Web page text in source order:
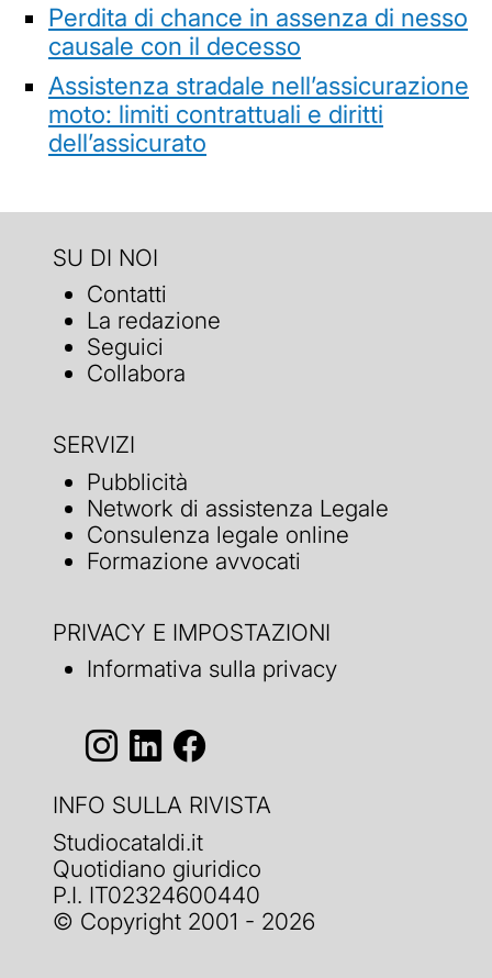
Perdita di chance in assenza di nesso
causale con il decesso
Assistenza stradale nell’assicurazione
moto: limiti contrattuali e diritti
dell’assicurato
SU DI NOI
Contatti
La redazione
Seguici
Collabora
SERVIZI
Pubblicità
Network di assistenza Legale
Consulenza legale online
Formazione avvocati
PRIVACY E IMPOSTAZIONI
Informativa sulla privacy
INFO SULLA RIVISTA
Studiocataldi.it
Quotidiano giuridico
P.I. IT02324600440
© Copyright 2001 - 2026